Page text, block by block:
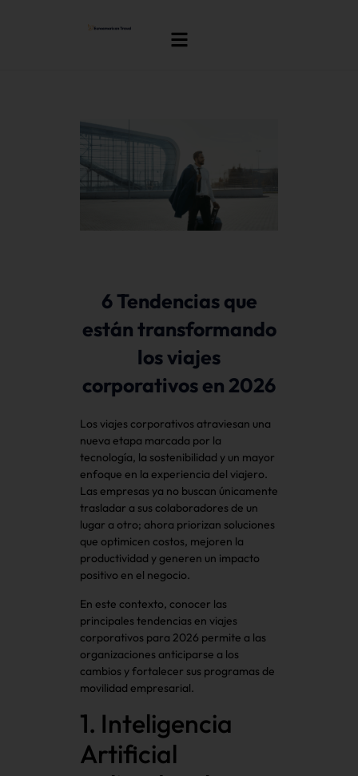
6 Tendencias que
están transformando
los viajes
corporativos en 2026
Los viajes corporativos atraviesan una
nueva etapa marcada por la
tecnología, la sostenibilidad y un mayor
enfoque en la experiencia del viajero.
Las empresas ya no buscan únicamente
trasladar a sus colaboradores de un
lugar a otro; ahora priorizan soluciones
que optimicen costos, mejoren la
productividad y generen un impacto
positivo en el negocio.
En este contexto, conocer las
principales tendencias en viajes
corporativos para 2026 permite a las
organizaciones anticiparse a los
cambios y fortalecer sus programas de
movilidad empresarial.
1. Inteligencia
Artificial